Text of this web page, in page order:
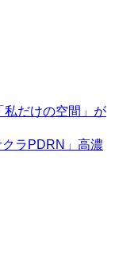
私だけの空間」が
ラPDRN」高濃